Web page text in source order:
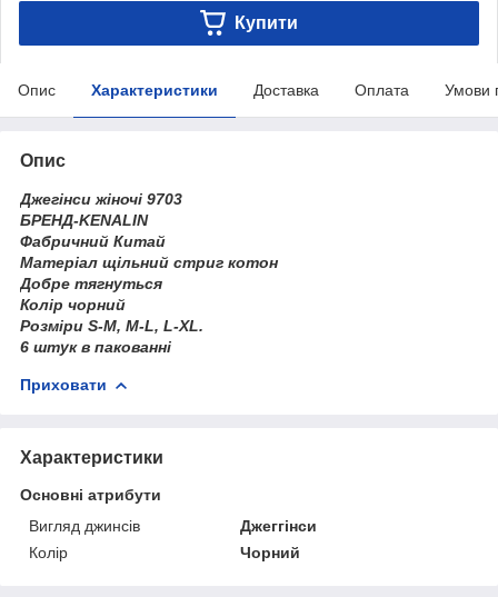
Купити
Опис Характеристики Доставка Оплата Умови
Опис
Джегінси жіночі 9703
БРЕНД-KENALIN
Фабричний Китай
Матеріал щільний стриг котон
Добре тягнуться
Колір чорний
Розміри S-M, M-L, L-XL.
6 штук в пакованні
Приховати
Характеристики
Основні атрибути
Вигляд джинсів
Джеггінси
Колір
Чорний